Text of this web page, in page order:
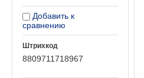
Добавить к
сравнению
Штрихкод
8809711718967